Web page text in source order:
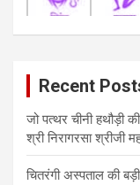
Recent
जो पत्थर चीनी हथौड़ी
श्री निरागरसा श्रीजी
चितरंगी अस्पताल की